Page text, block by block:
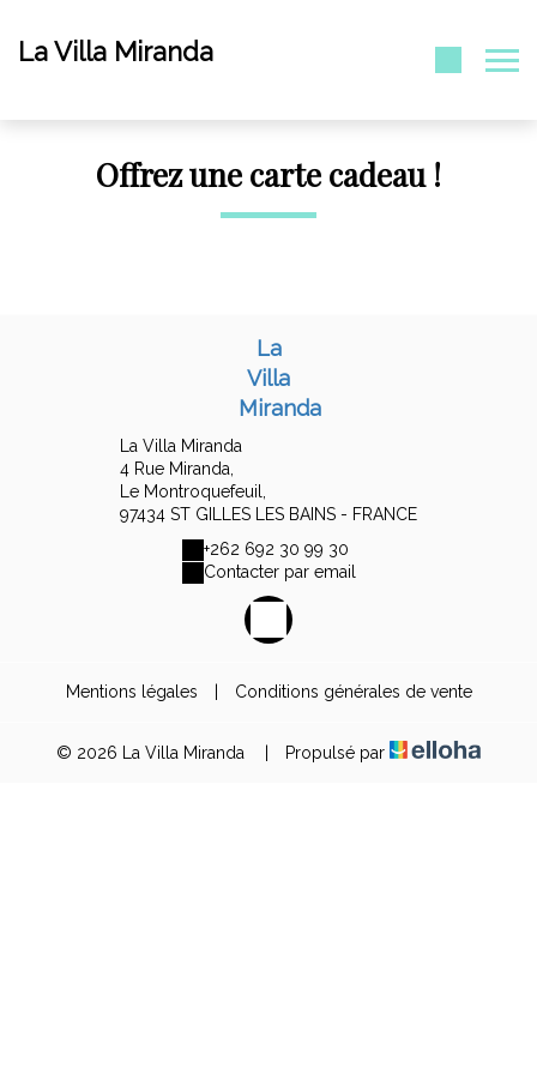
La Villa Miranda
Offrez une carte cadeau !
La
Villa
Miranda
La Villa Miranda
4 Rue Miranda,
Le Montroquefeuil,
97434 ST GILLES LES BAINS - FRANCE
+262 692 30 99 30
Contacter par email
Mentions légales Conditions générales de vente
© 2026 La Villa Miranda Propulsé par